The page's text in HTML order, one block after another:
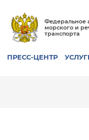
Федеральное
морского и
транспорта
ПРЕСС-ЦЕНТР